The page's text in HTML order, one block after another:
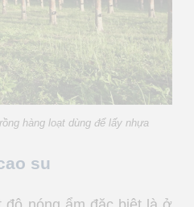
hàng loạt dùng để lấy nhựa
su